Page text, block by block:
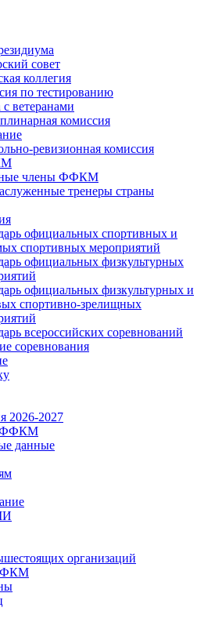
совет
коллегия
по тестированию
с ветеранами
комиссия
ревизионная комиссия
члены ФФКМ
тренеры страны
официальных спортивных и
спортивных мероприятий
официальных физкультурных
официальных физкультурных и
спортивно-зрелищных
всероссийских соревнований
соревнования
2026-2027
ФФКМ
данные
организаций